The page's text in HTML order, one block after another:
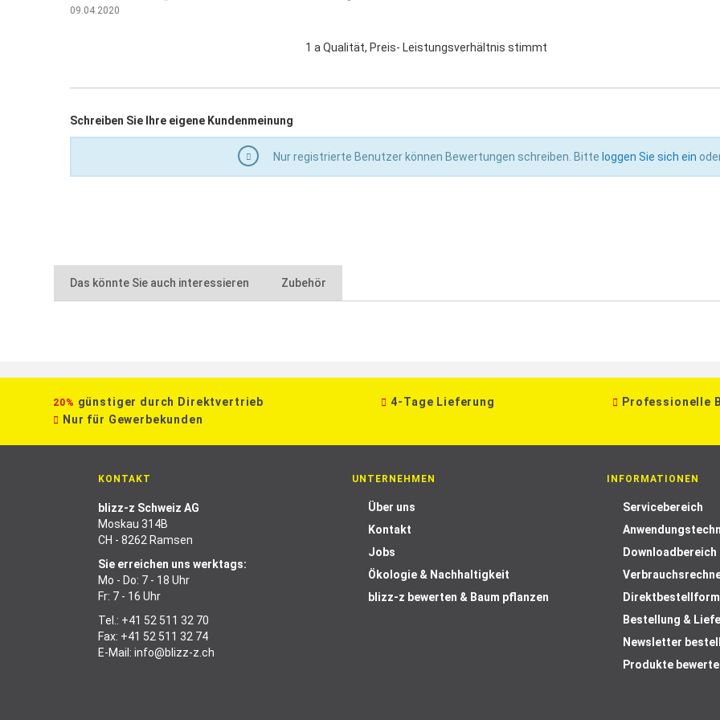
Staffelpreis bei sortenreiner Abnahme
09.04.2020
1 a Qualität, Preis- Leistungsverhältnis stimmt
Schreiben Sie Ihre eigene Kundenmeinung
Nur registrierte Benutzer können Bewertungen schreiben. Bitte loggen Sie sich ein
Das könnte Sie auch interessieren Zubehör
20% günstiger durch Direktvertrieb 4-Tage Lieferung Professionelle
Nur für Gewerbekunden
KONTAKT
blizz-z Schweiz AG
Moskau 314B
CH - 8262 Ramsen
Sie erreichen uns werktags:
Mo - Do: 7 - 18 Uhr
Fr: 7 - 16 Uhr
Tel.: +41 52 511 32 70
Fax: +41 52 511 32 74
E-Mail: info@blizz-z.ch
UNTERNEHMEN
Über uns
Kontakt
Jobs
Ökologie & Nachhaltigkeit
blizz-z bewerten & Baum pflanzen
INFORMATIONEN
Servicebereich
Downloadbereich
Bestellung &
Newsletter
Produkte